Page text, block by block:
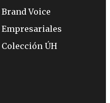
Brand Voice
Empresariales
Colección ÚH